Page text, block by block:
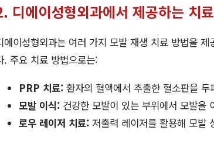
디에이성형외과에서 제공하는 치
에이성형외과는 여러 가지 모발 재생 치료 방법을
. 주요 치료 방법으로는:
PRP 치료: 환자의 혈액에서 추출한 혈소판을
모발 이식: 건강한 모발이 있는 부위에서 모발을
로우 레이저 치료: 저출력 레이저를 활용해 모발